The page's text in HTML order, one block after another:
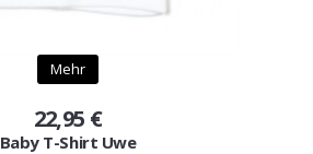
Mehr
22,95 €
Baby T-Shirt Uwe